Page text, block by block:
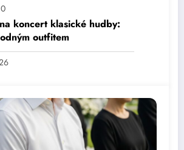
0
koncert klasické hudby:
outfitem